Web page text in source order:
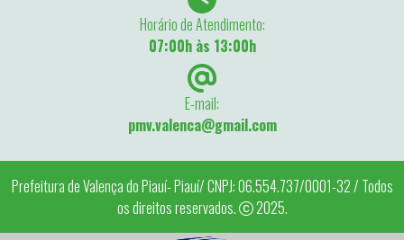
Horário de Atendimento:
07:00h às 13:00h
E-mail:
pmv.valenca@gmail.com
Prefeitura de Valença do Piauí- Piauí/ CNPJ: 06.554.737/0001-32 / Todos
os direitos reservados.
2025.